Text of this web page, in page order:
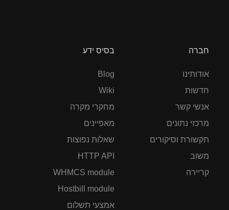
חברה
אודותינו
חדשות
אנשי קשר
מרכזי נתונים
תקשורת וסיקורים
משוב
קריירה
בסיס ידע
Blog
Wiki
מחקרי מקרה
מאפיינים
שאלות נפוצות
HTTP API
WHMCS module
Hostbill module
אמצעי תשלום